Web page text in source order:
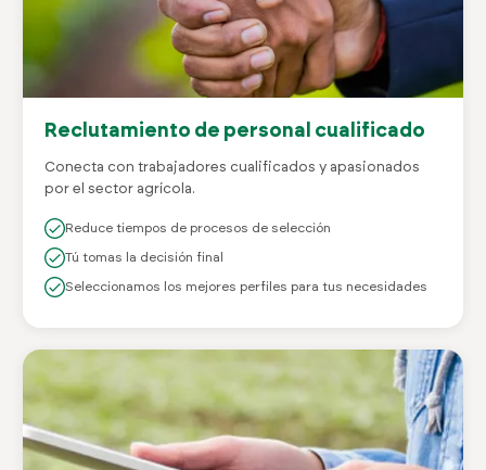
Reclutamiento de personal cualificado
Conecta con trabajadores cualificados y apasionados
por el sector agrícola.
Reduce tiempos de procesos de selección
Tú tomas la decisión final
Seleccionamos los mejores perfiles para tus necesidades